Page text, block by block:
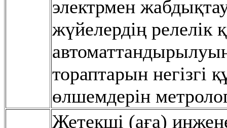
электрмен
жүйелердің
тораптарын негізгі
өлшемдерін
Жетекші (аға)